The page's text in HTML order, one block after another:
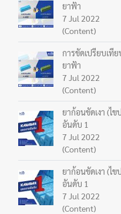
ยาฟ้า
7 Jul 2022
(Content)
การขัดเปรียบเทีย
ยาฟ้า
7 Jul 2022
(Content)
ยาก้อนขัดเงา (ไข
อันดับ 1
7 Jul 2022
(Content)
ยาก้อนขัดเงา (ไข
อันดับ 1
7 Jul 2022
(Content)